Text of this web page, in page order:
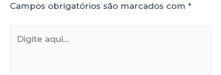
Campos obrigatórios são marcados com *